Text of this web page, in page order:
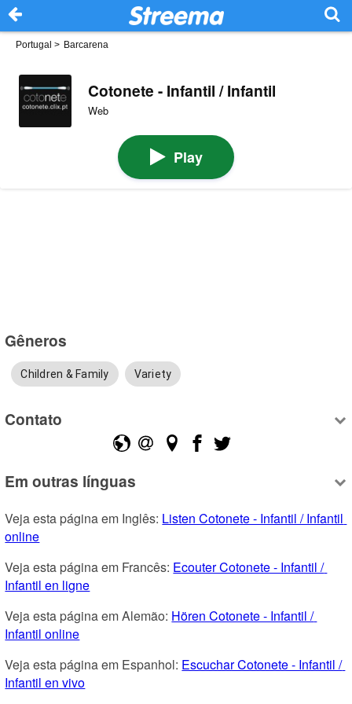
Portugal > Barcarena
Cotonete - Infantil / Infantil
Web
Play
Gêneros
Children & Family Variety
Contato
Em outras línguas
Veja esta página em Inglês: Listen Cotonete - Infantil / Infantil
online
Veja esta página em Francês: Ecouter Cotonete - Infantil /
Infantil en ligne
Veja esta página em Alemão: Hören Cotonete - Infantil /
Infantil online
Veja esta página em Espanhol: Escuchar Cotonete - Infantil /
Infantil en vivo